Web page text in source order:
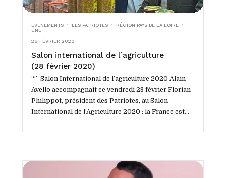
EVÉNEMENTS LES PATRIOTES
RÉGION PAYS DE LA LOIRE
UNE
28 FÉVRIER 2020
Salon international de l’agriculture
(28 février 2020)
“” Salon International de l’agriculture 2020 Alain
Avello accompagnait ce vendredi 28 février Florian
Philippot, président des Patriotes, au Salon
International de l’Agriculture 2020 : la France est